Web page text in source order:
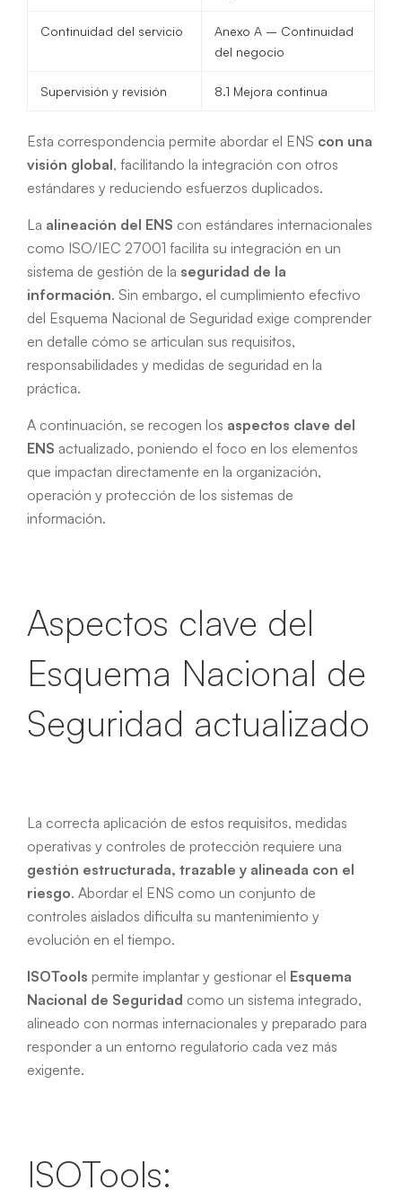
Continuidad del servicio
Anexo A – Continuidad
del negocio
Supervisión y revisión 8.1 Mejora continua
Esta correspondencia permite abordar el ENS con una
visión global, facilitando la integración con otros
estándares y reduciendo esfuerzos duplicados.
La alineación del ENS con estándares internacionales
como ISO/IEC 27001 facilita su integración en un
sistema de gestión de la seguridad de la
información. Sin embargo, el cumplimiento efectivo
del Esquema Nacional de Seguridad exige comprender
en detalle cómo se articulan sus requisitos,
responsabilidades y medidas de seguridad en la
práctica.
A continuación, se recogen los aspectos clave del
ENS actualizado, poniendo el foco en los elementos
que impactan directamente en la organización,
operación y protección de los sistemas de
información.
Aspectos clave del
Esquema Nacional de
Seguridad actualizado
La correcta aplicación de estos requisitos, medidas
operativas y controles de protección requiere una
gestión estructurada, trazable y alineada con el
riesgo. Abordar el ENS como un conjunto de
controles aislados dificulta su mantenimiento y
evolución en el tiempo.
ISOTools permite implantar y gestionar el Esquema
Nacional de Seguridad como un sistema integrado,
alineado con normas internacionales y preparado para
responder a un entorno regulatorio cada vez más
exigente.
ISOTools: